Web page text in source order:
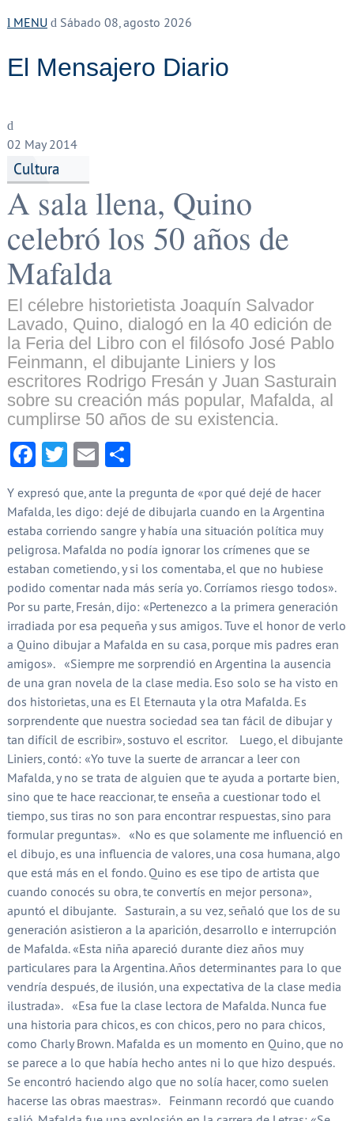
MENU Sábado 08, agosto 2026
El Mensajero Diario
02 May 2014
Cultura
A sala llena, Quino
celebró los 50 años de
Mafalda
El célebre historietista Joaquín Salvador
Lavado, Quino, dialogó en la 40 edición de
la Feria del Libro con el filósofo José Pablo
Feinmann, el dibujante Liniers y los
escritores Rodrigo Fresán y Juan Sasturain
sobre su creación más popular, Mafalda, al
cumplirse 50 años de su existencia.
Facebook
Twitter
EmailCompartir
Y expresó que, ante la pregunta de «por qué dejé de hacer
Mafalda, les digo: dejé de dibujarla cuando en la Argentina
estaba corriendo sangre y había una situación política muy
peligrosa. Mafalda no podía ignorar los crímenes que se
estaban cometiendo, y si los comentaba, el que no hubiese
podido comentar nada más sería yo. Corríamos riesgo todos».
Por su parte, Fresán, dijo: «Pertenezco a la primera generación
irradiada por esa pequeña y sus amigos. Tuve el honor de verlo
a Quino dibujar a Mafalda en su casa, porque mis padres eran
amigos». «Siempre me sorprendió en Argentina la ausencia
de una gran novela de la clase media. Eso solo se ha visto en
dos historietas, una es El Eternauta y la otra Mafalda. Es
sorprendente que nuestra sociedad sea tan fácil de dibujar y
tan difícil de escribir», sostuvo el escritor. Luego, el dibujante
Liniers, contó: «Yo tuve la suerte de arrancar a leer con
Mafalda, y no se trata de alguien que te ayuda a portarte bien,
sino que te hace reaccionar, te enseña a cuestionar todo el
tiempo, sus tiras no son para encontrar respuestas, sino para
formular preguntas». «No es que solamente me influenció en
el dibujo, es una influencia de valores, una cosa humana, algo
que está más en el fondo. Quino es ese tipo de artista que
cuando conocés su obra, te convertís en mejor persona»,
apuntó el dibujante. Sasturain, a su vez, señaló que los de su
generación asistieron a la aparición, desarrollo e interrupción
de Mafalda. «Esta niña apareció durante diez años muy
particulares para la Argentina. Años determinantes para lo que
vendría después, de ilusión, una expectativa de la clase media
ilustrada». «Esa fue la clase lectora de Mafalda. Nunca fue
una historia para chicos, es con chicos, pero no para chicos,
como Charly Brown. Mafalda es un momento en Quino, que no
se parece a lo que había hecho antes ni lo que hizo después.
Se encontró haciendo algo que no solía hacer, como suelen
hacerse las obras maestras». Feinmann recordó que cuando